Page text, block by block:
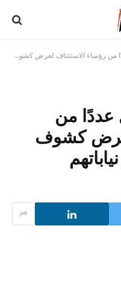
لعرض كشوف إنجاز القضايا بدوائر نياباتهم
عددًا من
كشوف